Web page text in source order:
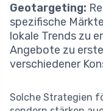
Geotargeting:
spezifische
lokale Trends zu
Angebote zu
verschiedener
Solche Strategien